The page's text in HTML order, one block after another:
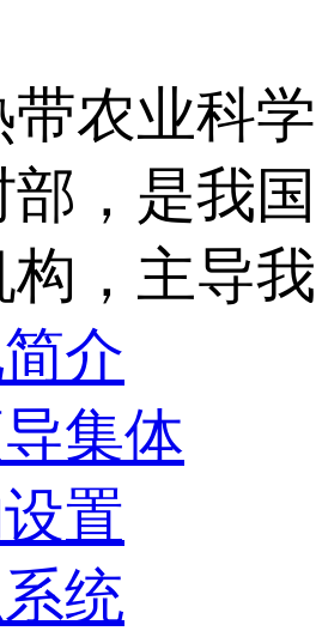
带农业科
部，是我
构，主导
介
集体
置
统